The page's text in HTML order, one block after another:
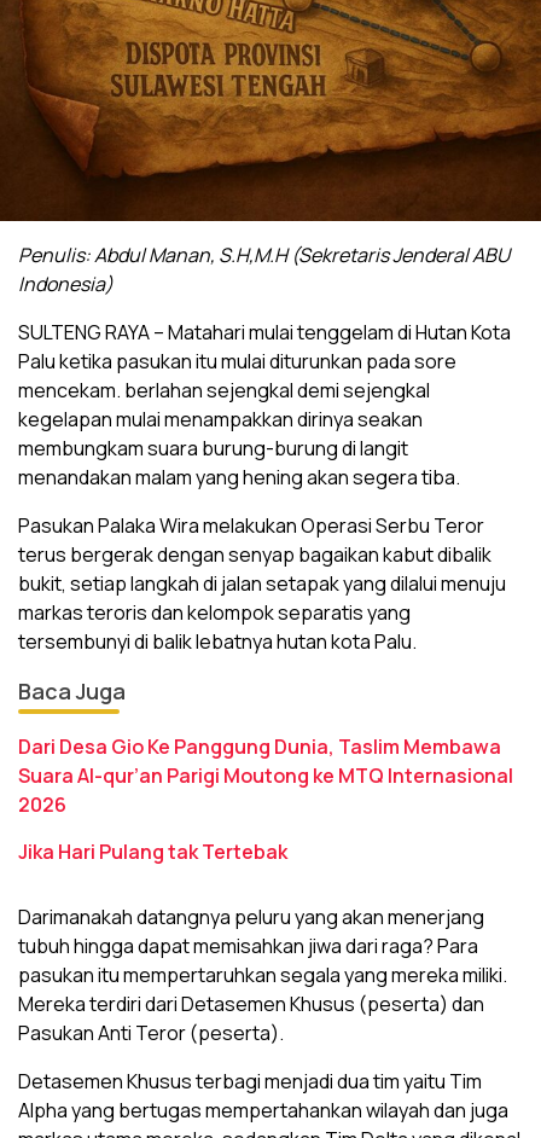
Penulis: Abdul Manan, S.H,M.H (Sekretaris Jenderal ABU
Indonesia)
SULTENG RAYA – Matahari mulai tenggelam di Hutan Kota
Palu ketika pasukan itu mulai diturunkan pada sore
mencekam. berlahan sejengkal demi sejengkal
kegelapan mulai menampakkan dirinya seakan
membungkam suara burung-burung di langit
menandakan malam yang hening akan segera tiba.
Pasukan Palaka Wira melakukan Operasi Serbu Teror
terus bergerak dengan senyap bagaikan kabut dibalik
bukit, setiap langkah di jalan setapak yang dilalui menuju
markas teroris dan kelompok separatis yang
tersembunyi di balik lebatnya hutan kota Palu.
Baca Juga
Dari Desa Gio Ke Panggung Dunia, Taslim Membawa
Suara Al-qur’an Parigi Moutong ke MTQ Internasional
2026
Jika Hari Pulang tak Tertebak
Darimanakah datangnya peluru yang akan menerjang
tubuh hingga dapat memisahkan jiwa dari raga? Para
pasukan itu mempertaruhkan segala yang mereka miliki.
Mereka terdiri dari Detasemen Khusus (peserta) dan
Pasukan Anti Teror (peserta).
Detasemen Khusus terbagi menjadi dua tim yaitu Tim
Alpha yang bertugas mempertahankan wilayah dan juga